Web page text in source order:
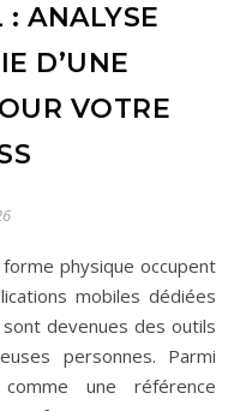
: ANALYSE
D’UNE
VOTRE
mobiles dédiées
devenues des outils
personnes. Parmi
comme une référence